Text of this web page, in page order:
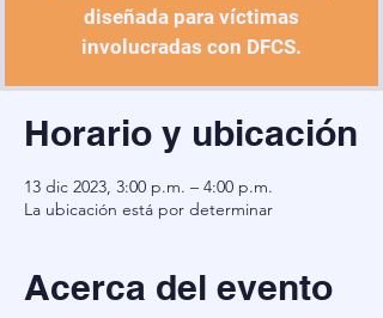
diseñada para víctimas
involucradas con DFCS.
Horario y ubicación
13 dic 2023, 3:00 p.m. – 4:00 p.m.
La ubicación está por determinar
Acerca del evento